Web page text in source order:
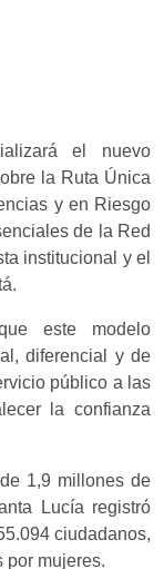
el nuevo
la Ruta Única
y en Riesgo
de la Red
institucional y el
este modelo
diferencial y de
público a las
la confianza
1,9 millones de
Lucía registró
ciudadanos,
por mujeres.